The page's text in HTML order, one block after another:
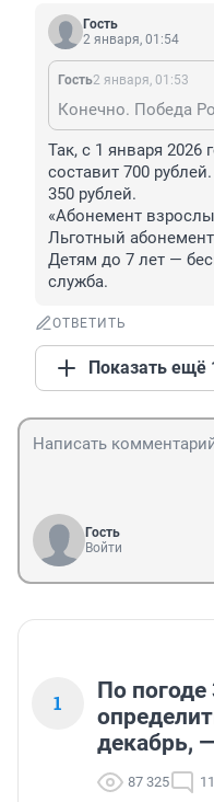
Гость
2 января, 01:54
Гость2 января, 01:53
Так, с 1 января 2026
составит 700
350 рублей.
«Абонемент
Льготный
Детям до 7 лет —
служба.
ОТВЕТИТЬ
Показать ещё
Гость
Войти
1
По
декабрь,
87 325 11